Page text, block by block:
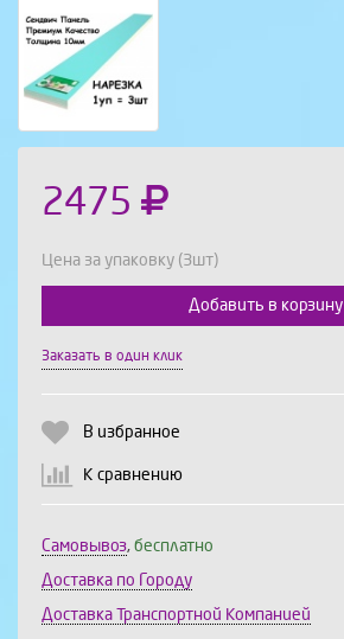
2475
Цена за упаковку (3шт)
Добавить в корзину
Заказать в один клик
В избранное
К сравнению
Самовывоз, бесплатно
Доставка по Городу
Доставка Транспортной Компанией